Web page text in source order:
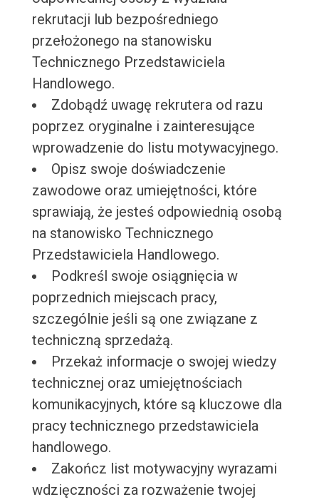
rekrutacji lub bezpośredniego
przełożonego na stanowisku
Technicznego Przedstawiciela
Handlowego.
Zdobądź uwagę rekrutera od razu
poprzez oryginalne i zainteresujące
wprowadzenie do listu motywacyjnego.
Opisz swoje doświadczenie
zawodowe oraz umiejętności, które
sprawiają, że jesteś odpowiednią osobą
na stanowisko Technicznego
Przedstawiciela Handlowego.
Podkreśl swoje osiągnięcia w
poprzednich miejscach pracy,
szczególnie jeśli są one związane z
techniczną sprzedażą.
Przekaż informacje o swojej wiedzy
technicznej oraz umiejętnościach
komunikacyjnych, które są kluczowe dla
pracy technicznego przedstawiciela
handlowego.
Zakończ list motywacyjny wyrazami
wdzięczności za rozważenie twojej